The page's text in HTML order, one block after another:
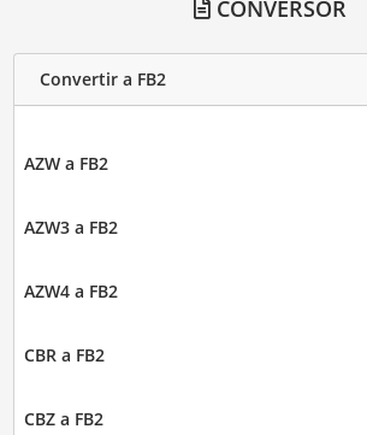
CONVERSOR
Convertir a FB2
AZW a FB2
AZW3 a FB2
AZW4 a FB2
CBR a FB2
CBZ a FB2